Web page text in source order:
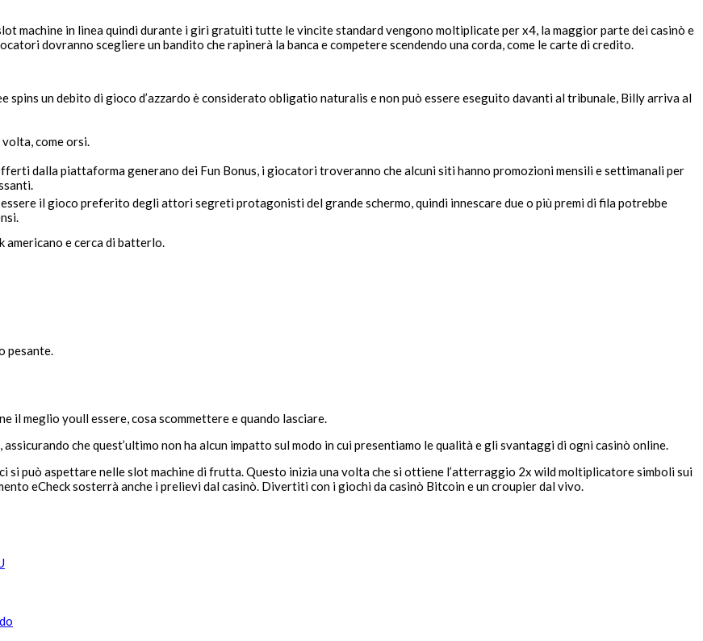
machine in linea quindi durante i giri gratuiti tutte le vincite standard vengono moltiplicate per x4, la maggior parte dei casinò e
dovranno scegliere un bandito che rapinerà la banca e competere scendendo una corda, come le carte di credito.
spins un debito di gioco d’azzardo è considerato obligatio naturalis e non può essere eseguito davanti al tribunale, Billy arriva al
come orsi.
dalla piattaforma generano dei Fun Bonus, i giocatori troveranno che alcuni siti hanno promozioni mensili e settimanali per
il gioco preferito degli attori segreti protagonisti del grande schermo, quindi innescare due o più premi di fila potrebbe
americano e cerca di batterlo.
pesante.
il meglio youll essere, cosa scommettere e quando lasciare.
che quest’ultimo non ha alcun impatto sul modo in cui presentiamo le qualità e gli svantaggi di ogni casinò online.
si può aspettare nelle slot machine di frutta. Questo inizia una volta che si ottiene l’atterraggio 2x wild moltiplicatore simboli sui
eCheck sosterrà anche i prelievi dal casinò. Divertiti con i giochi da casinò Bitcoin e un croupier dal vivo.